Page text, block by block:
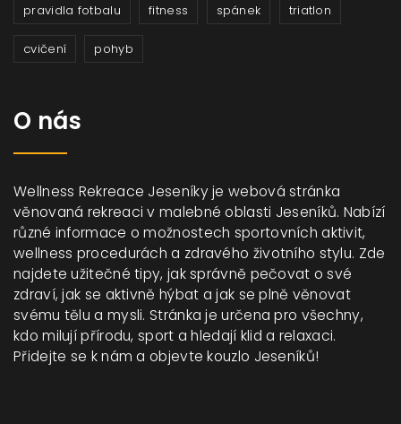
pravidla fotbalu fitness spánek triatlon
cvičení pohyb
O nás
Wellness Rekreace Jeseníky je webová stránka
věnovaná rekreaci v malebné oblasti Jeseníků. Nabízí
různé informace o možnostech sportovních aktivit,
wellness procedurách a zdravého životního stylu. Zde
najdete užitečné tipy, jak správně pečovat o své
zdraví, jak se aktivně hýbat a jak se plně věnovat
svému tělu a mysli. Stránka je určena pro všechny,
kdo milují přírodu, sport a hledají klid a relaxaci.
Přidejte se k nám a objevte kouzlo Jeseníků!